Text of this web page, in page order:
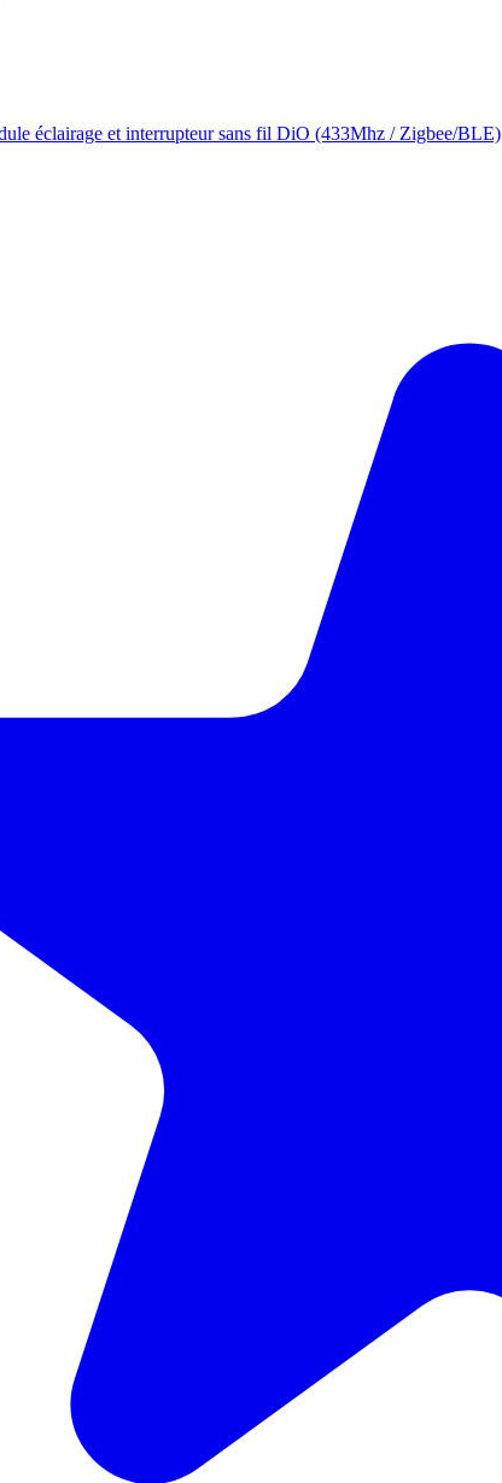
éclairage et interrupteur sans fil DiO (433Mhz / Zigbee/BLE)